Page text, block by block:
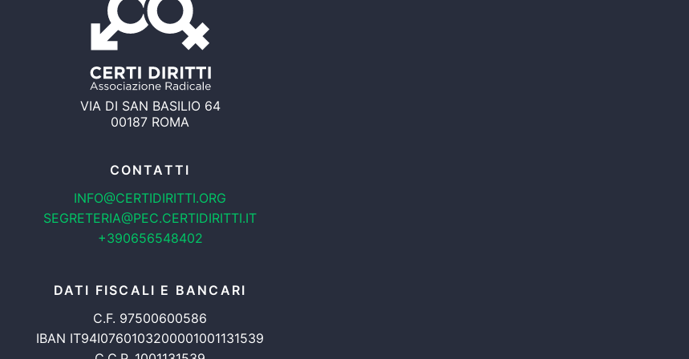
VIA DI SAN BASILIO 64
00187 ROMA
CONTATTI
INFO@CERTIDIRITTI.ORG
SEGRETERIA@PEC.CERTIDIRITTI.IT
+390656548402
DATI FISCALI E BANCARI
C.F. 97500600586
IBAN IT94I0760103200001001131539